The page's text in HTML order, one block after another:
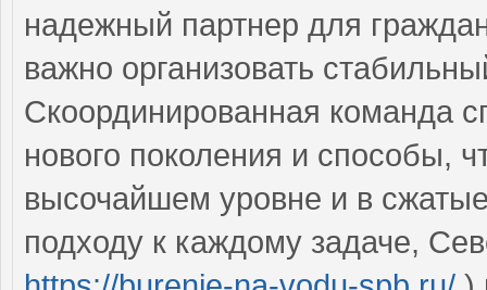
надежный партнер для
важно организовать
Скоординированная команда
нового поколения и способы,
высочайшем уровне и в
подходу к каждому задаче,